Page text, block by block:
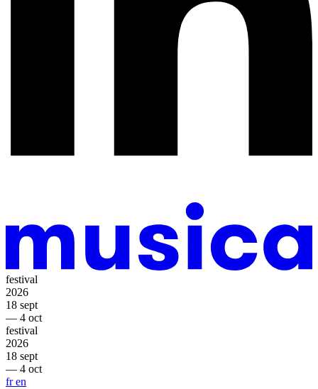
festival
2026
18 sept
— 4 oct
festival
2026
18 sept
— 4 oct
fren